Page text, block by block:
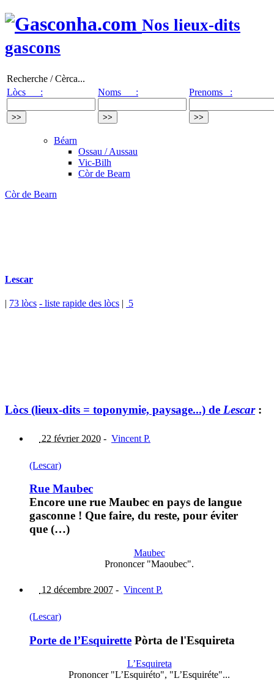
Nos lieux-dits
gascons
Recherche / Cèrca...
Lòcs :
Noms : Prenoms :
Béarn
Ossau / Aussau
Vic-Bilh
Còr de Bearn
Còr de Bearn
Lescar
| 73 lòcs - liste rapide des lòcs | 5
Lòcs (lieux-dits = toponymie, paysage...) de Lescar:
22 février 2020 - Vincent P.
(Lescar)
Rue Maubec
Encore une rue Maubec en pays de langue
gasconne ! Que faire, du reste, pour éviter
que (…)
Maubec
Prononcer "Maoubec".
12 décembre 2007 - Vincent P.
(Lescar)
Porte de l’Esquirette Pòrta de l'Esquireta
L’Esquireta
Prononcer "L’Esquiréto", "L’Esquiréte"...